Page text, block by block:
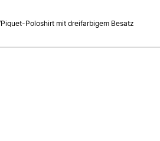
Piquet-Poloshirt mit dreifarbigem Besatz